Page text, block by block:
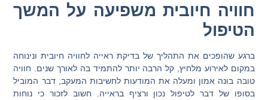
חוויה חיובית משפיעה על המשך
הטיפול
ברגע שהופכים את התהליך של בדיקת ראייה לחוויה חיובית ונינוחה
במקום לאירוע מלחיץ, קל הרבה יותר להתמיד בה לאורך שנים. חוויה
טובה בונה אמון ומעלה את המודעות לחשיבות המעקב, דבר המוביל
בסופו של דבר לטיפול נכון ורציף בראייה. חשוב לזכור כי נוחות